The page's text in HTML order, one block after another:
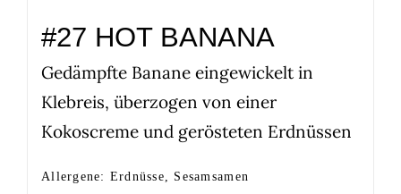
#27 HOT BANANA
Gedämpfte Banane eingewickelt in
Klebreis, überzogen von einer
Kokoscreme und gerösteten Erdnüssen
Allergene: Erdnüsse, Sesamsamen